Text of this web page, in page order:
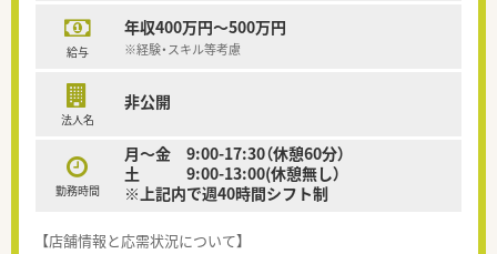
給与
年収400万円～500万円
※経験・スキル等考慮
法人名
非公開
勤務時間
月～金 9:00-17:30（休憩60分）
土 9:00-13:00(休憩無し）
※上記内で週40時間シフト制
【店舗情報と応需状況について】